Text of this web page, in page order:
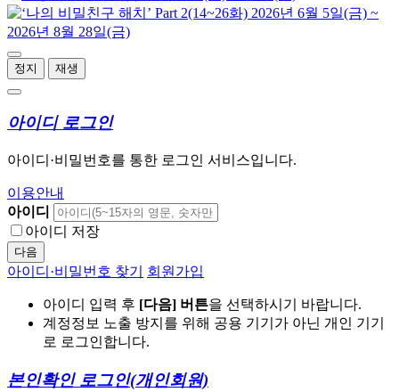
정지 재생
아이디 로그인
아이디·비밀번호를 통한 로그인 서비스입니다.
이용안내
아이디
아이디 저장
다음
아이디·비밀번호 찾기 회원가입
아이디 입력 후 [다음] 버튼을 선택하시기 바랍니다.
계정정보 노출 방지를 위해 공용 기기가 아닌 개인 기기
로 로그인합니다.
본인확인 로그인(개인회원)